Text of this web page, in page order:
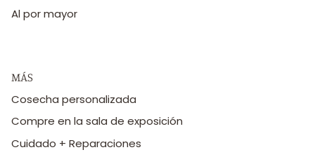
Al por mayor
MÁS
Cosecha personalizada
Compre en la sala de exposición
Cuidado + Reparaciones